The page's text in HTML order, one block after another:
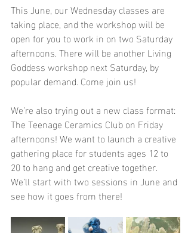
This June, our Wednesday classes are
taking place, and the workshop will be
open for you to work in on two Saturday
afternoons. There will be another Living
Goddess workshop next Saturday, by
popular demand. Come join us!
We’re also trying out a new class format:
The Teenage Ceramics Club on Friday
afternoons! We want to launch a creative
gathering place for students ages 12 to
20 to hang and get creative together.
We’ll start with two sessions in June and
see how it goes from there!